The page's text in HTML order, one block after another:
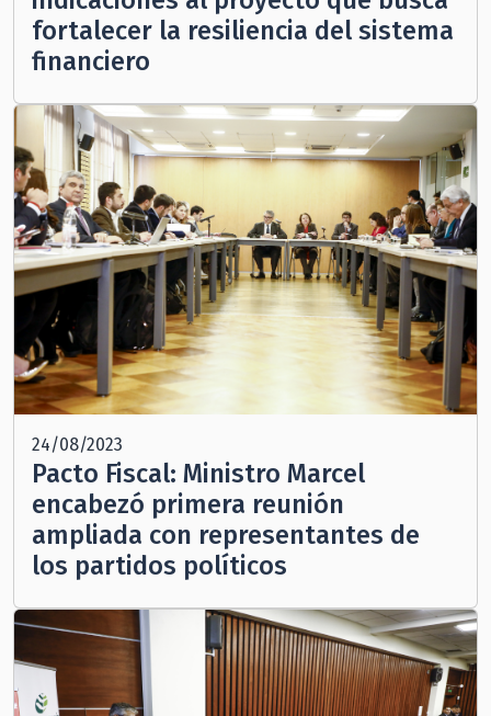
fortalecer la resiliencia del sistema
financiero
24/08/2023
Pacto Fiscal: Ministro Marcel
encabezó primera reunión
ampliada con representantes de
los partidos políticos